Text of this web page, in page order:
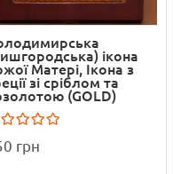
ікона
Матері, Ікона з
зі сріблом та
(GOLD)
грн